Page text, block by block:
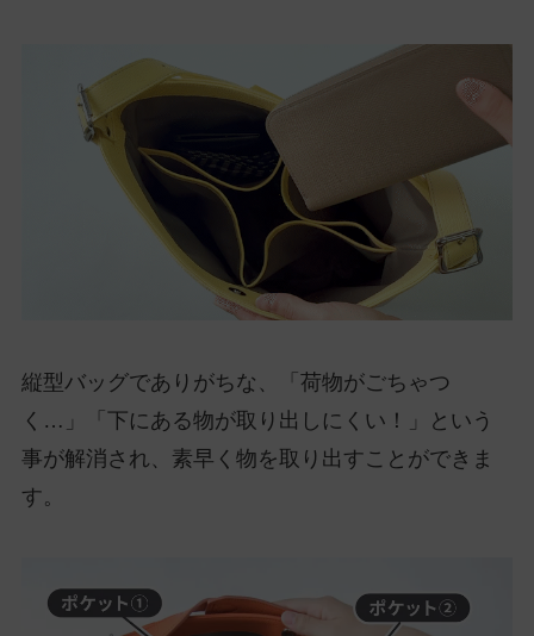
縦型バッグでありがちな、「荷物がごちゃつ
く…」「下にある物が取り出しにくい！」という
事が解消され、素早く物を取り出すことができま
す。